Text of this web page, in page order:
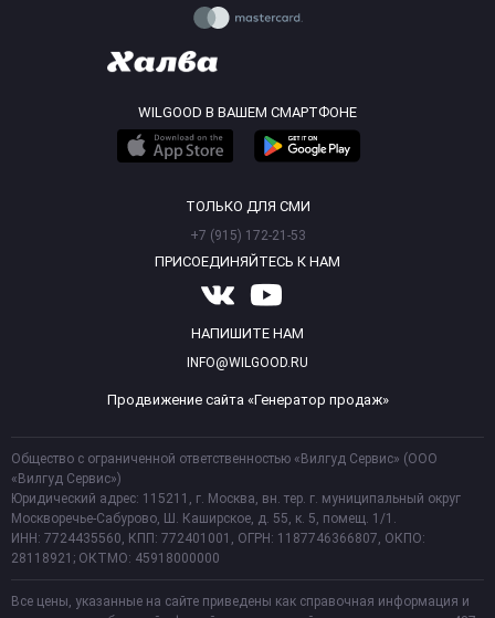
WILGOOD В ВАШЕМ СМАРТФОНЕ
ТОЛЬКО ДЛЯ СМИ
+7 (915) 172-21-53
ПРИСОЕДИНЯЙТЕСЬ К НАМ
НАПИШИТЕ НАМ
INFO@WILGOOD.RU
Продвижение сайта «Генератор продаж»
Общество с ограниченной ответственностью «Вилгуд Сервис» (ООО
«Вилгуд Сервис»)
Юридический адрес: 115211, г. Москва, вн. тер. г. муниципальный округ
Москворечье-Сабурово, Ш. Каширское, д. 55, к. 5, помещ. 1/1.
ИНН: 7724435560, КПП: 772401001, ОГРН: 1187746366807, ОКПО:
28118921; ОКТМО: 45918000000
Все цены, указанные на сайте приведены как справочная информация и